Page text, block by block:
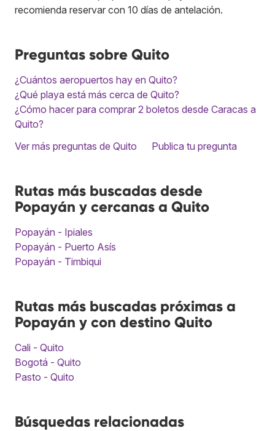
recomienda reservar con 10 días de antelación.
Preguntas sobre Quito
¿Cuántos aeropuertos hay en Quito?
¿Qué playa está más cerca de Quito?
¿Cómo hacer para comprar 2 boletos desde Caracas a
Quito?
Ver más preguntas de Quito
Publica tu pregunta
Rutas más buscadas desde
Popayán y cercanas a Quito
Popayán - Ipiales
Popayán - Puerto Asís
Popayán - Timbiqui
Rutas más buscadas próximas a
Popayán y con destino Quito
Cali - Quito
Bogotá - Quito
Pasto - Quito
Búsquedas relacionadas